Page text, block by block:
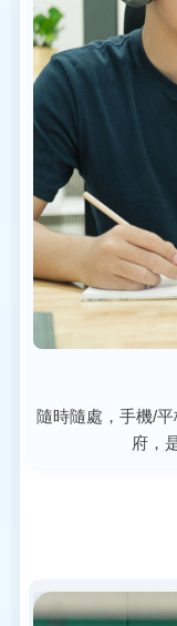
隨時隨處，手機/
府，